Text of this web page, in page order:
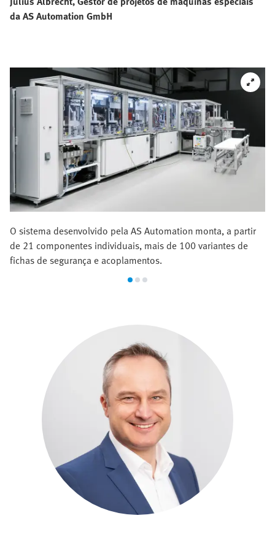
da AS Automation GmbH
O sistema desenvolvido pela AS Automation monta, a partir
de 21 componentes individuais, mais de 100 variantes de
fichas de segurança e acoplamentos.